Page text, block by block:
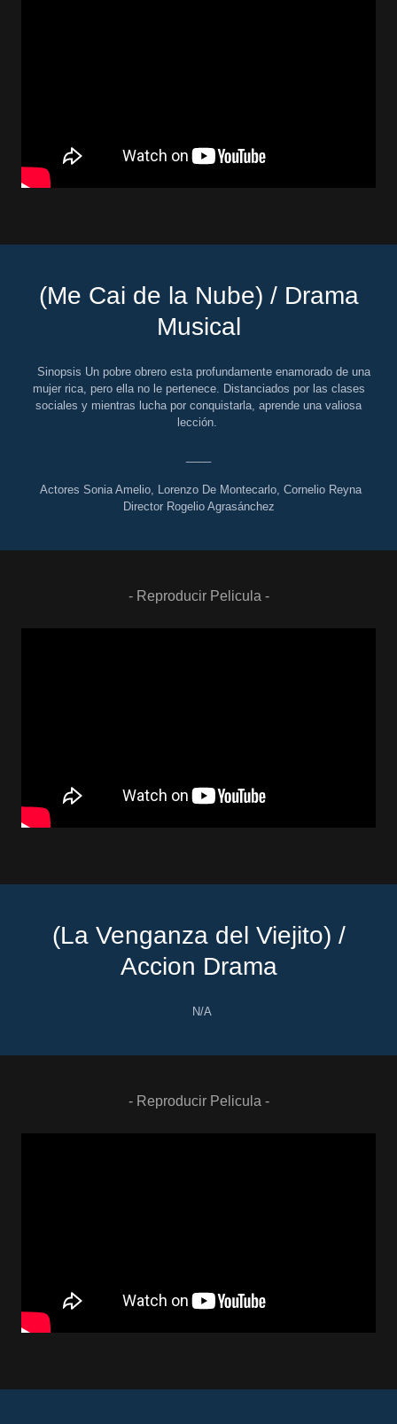
(Me Cai de la Nube) / Drama
Musical
Sinopsis Un pobre obrero esta profundamente enamorado de una
mujer rica, pero ella no le pertenece. Distanciados por las clases
sociales y mientras lucha por conquistarla, aprende una valiosa
lección.
Actores Sonia Amelio, Lorenzo De Montecarlo, Cornelio Reyna
Director Rogelio Agrasánchez
- Reproducir Pelicula -
(La Venganza del Viejito) /
Accion Drama
N/A
- Reproducir Pelicula -